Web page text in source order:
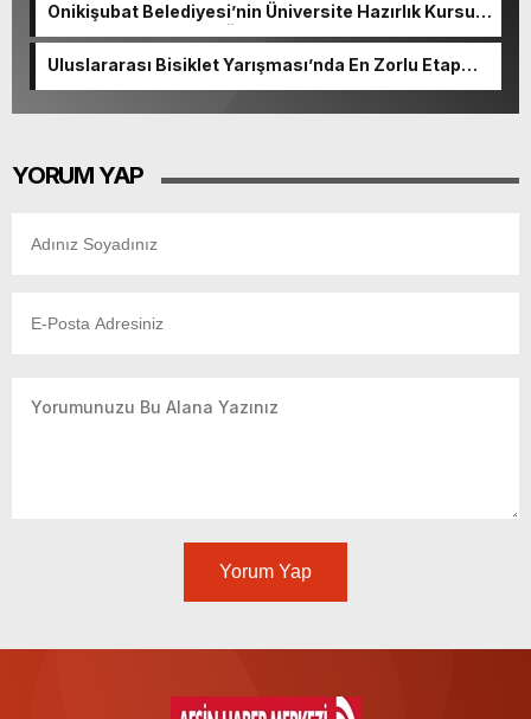
Onikişubat Belediyesi’nin Üniversite Hazırlık Kursu
başvurularında son gün 7 Ağustos.
Uluslararası Bisiklet Yarışması’nda En Zorlu Etap
YORUM YAP
Yorum Yap